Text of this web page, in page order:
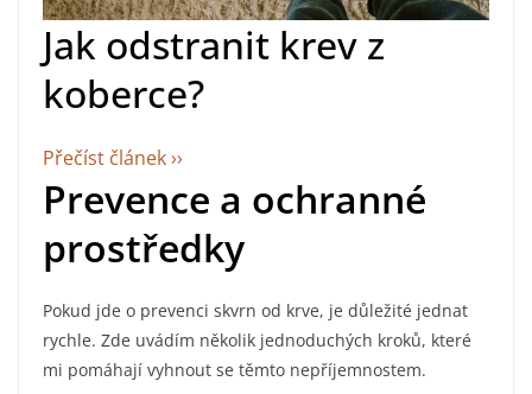
Jak odstranit krev z
koberce?
Přečíst článek ››
Prevence a ochranné
prostředky
Pokud jde o prevenci skvrn od krve, je důležité jednat
rychle. Zde uvádím několik jednoduchých kroků, které
mi pomáhají vyhnout se těmto nepříjemnostem.